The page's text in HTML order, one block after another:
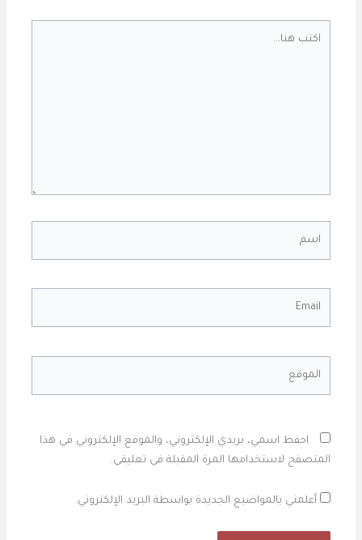
احفظ اسمي، بريدي الإلكتروني، والموقع الإلكتروني في هذا
المتصفح لاستخدامها المرة المقبلة في تعليقي.
أعلمني بالمواضيع الجديدة بواسطة البريد الإلكتروني.